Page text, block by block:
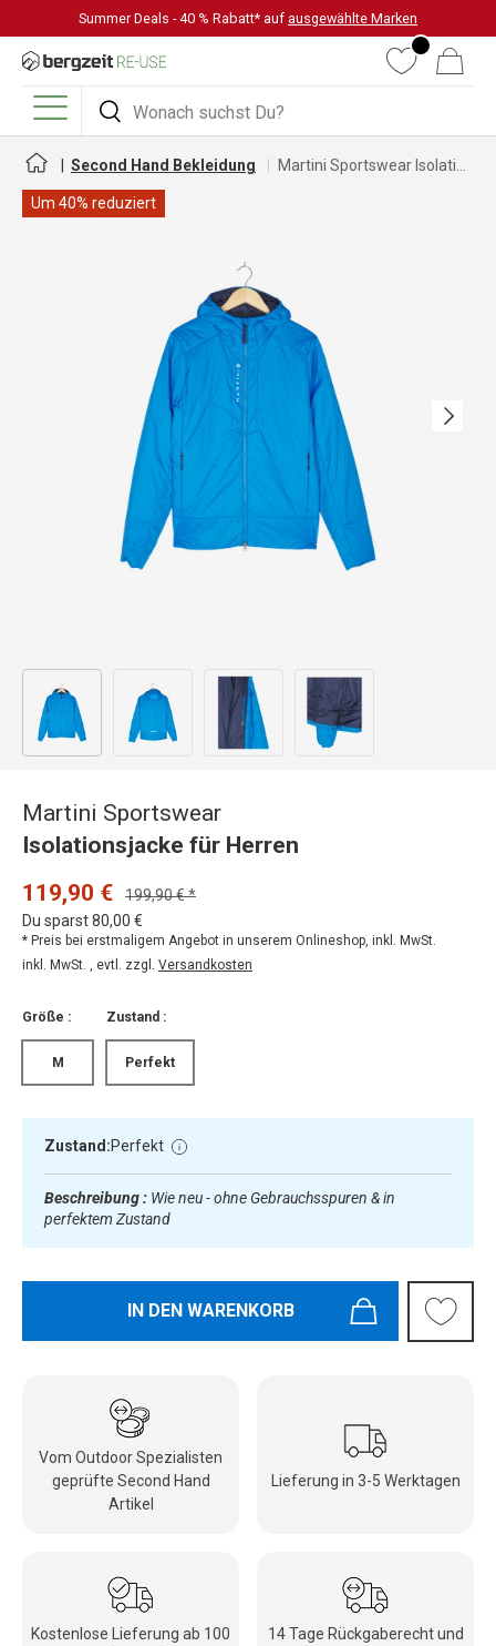
DIREKT ZUM INHALT
Summer Deals - 40 % Rabatt* auf ausgewählte Marken
Suchen
Suchen
WunschlisteWarenkorb
Menü
Second Hand Bekleidung
Um 40% reduziert
Nächste
Bild 1 in Galerieansicht laden
Martini Sportswear
Isolationsjacke für Herren
119,90 €
199,90 € *
Du sparst 80,00 €
* Preis bei erstmaligem Angebot in unserem Onlineshop, inkl. MwSt.
inkl. MwSt. , evtl. zzgl. Versandkosten
Größe :
M
Zustand :
Perfekt
Zustand:Perfekt
Beschreibung : Wie neu - ohne Gebrauchsspuren & in
perfektem Zustand
IN DEN WARENKORB
Vom Outdoor Spezialisten
geprüfte Second Hand
Artikel
Lieferung in 3-5 Werktagen
Kostenlose Lieferung ab 100
14 Tage Rückgaberecht und